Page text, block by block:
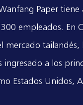
Wanfang Paper
empleados. En
mercado
ingresado a los
Estados Unidos,